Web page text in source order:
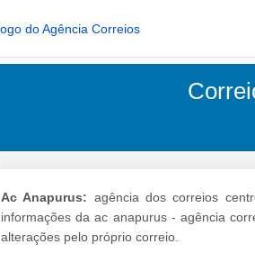
Ac Anapurus: agência dos correios
informações da ac anapurus - agência
alterações pelo próprio correio.